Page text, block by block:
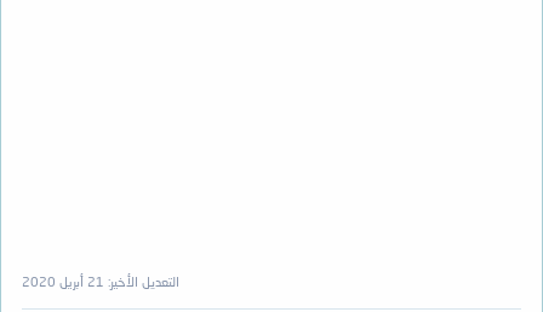
التعديل الأخير: 21 أبريل 2020